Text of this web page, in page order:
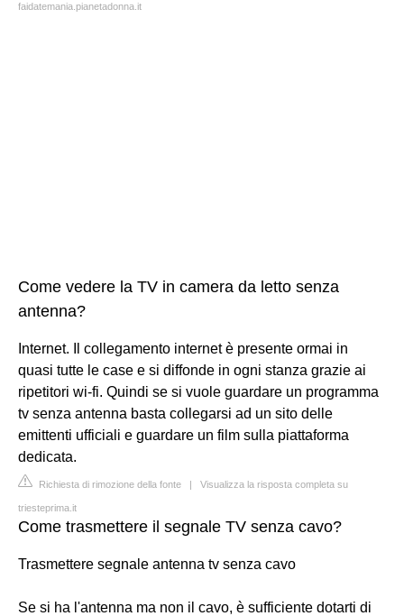
faidatemania.pianetadonna.it
Come vedere la TV in camera da letto senza
antenna?
Internet. Il collegamento internet è presente ormai in
quasi tutte le case e si diffonde in ogni stanza grazie ai
ripetitori wi-fi. Quindi se si vuole guardare un programma
tv senza antenna basta collegarsi ad un sito delle
emittenti ufficiali e guardare un film sulla piattaforma
dedicata.
Richiesta di rimozione della fonte | Visualizza la risposta completa su
triesteprima.it
Come trasmettere il segnale TV senza cavo?
Trasmettere segnale antenna tv senza cavo
Se si ha l'antenna ma non il cavo, è sufficiente dotarti di